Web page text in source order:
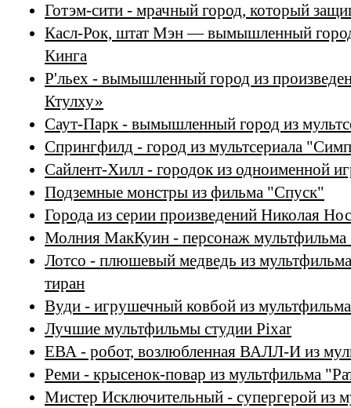
Готэм-сити - мрачный город, который
Касл-Рок, штат Мэн — вымышленный город
Кинга
Р'льех - вымышленный город из
Ктулху»
Саут-Парк - вымышленный город из
Спрингфилд - город из мультсериала
Сайлент-Хилл - городок из одноименной
Подземные монстры из фильма "Спуск"
Города из серии произведений Николая
Молния МакКуин - персонаж мультфильма
Лотсо - плюшевый медведь из
тиран
Вуди - игрушечный ковбой из
Лучшие мультфильмы студии Pixar
ЕВА - робот, возлюбленная ВАЛЛ-И из
Реми - крысенок-повар из мультфильма
Мистер Исключительный - супергерой из